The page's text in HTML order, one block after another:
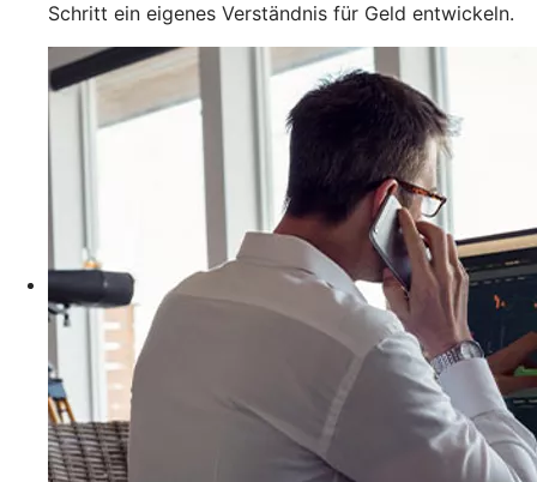
Schritt ein eigenes Verständnis für Geld entwickeln.